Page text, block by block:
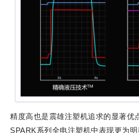
精度高也是震雄注塑机追求的显著优
SPARK系列全电注塑机中表现更为明